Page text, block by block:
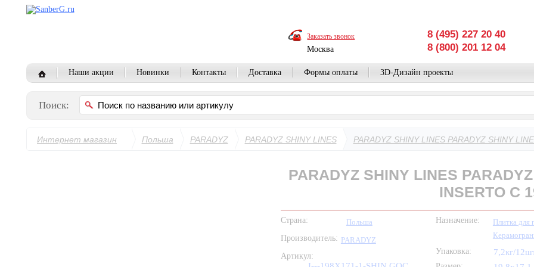
Заказать звонок
Москва
8 (495) 227 20 40
8 (800) 201 12 04
Наши акции Новинки Контакты Доставка Формы оплаты 3D-Дизайн проекты
Поиск:
Интернет магазин Польша PARADYZ PARADYZ SHINY LINES PARADYZ SHINY LINES PARADYZ SHINY
PARADYZ SHINY LINES
INSERTO C
Страна:
Польша
Производитель: PARADYZ
Артикул:
Назначение:
Плитка для
Упаковка:
7,2кг/